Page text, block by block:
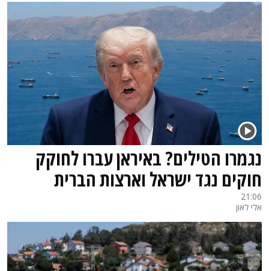
נגמרו הטילים? באיראן עברו לחוקק
חוקים נגד ישראל וארצות הברית
21:06
אלי לאון